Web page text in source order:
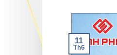
11
Th6